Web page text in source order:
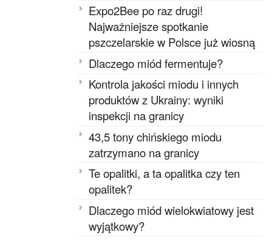
Expo2Bee po raz drugi!
Najważniejsze spotkanie
pszczelarskie w Polsce już wiosną
Dlaczego miód fermentuje?
Kontrola jakości miodu i innych
produktów z Ukrainy: wyniki
inspekcji na granicy
43,5 tony chińskiego miodu
zatrzymano na granicy
Te opalitki, a ta opalitka czy ten
opalitek?
Dlaczego miód wielokwiatowy jest
wyjątkowy?